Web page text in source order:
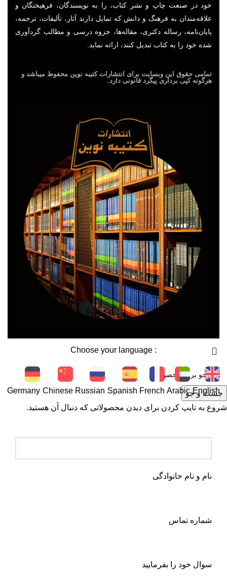
خود در صنعت چاپ و نشر کتاب، را به نویسندگان، فرهیختگان و
علاقه‌مندان به فرهنگ و دانش که تمایل دارند آثار، تألیفات، ترجمه،
پایان‌نامه، رساله دکتری، مقاله‌ها، جزوه درسی و مطالب گردآوری
شده خود را به کتاب تبدیل کنند، ارائه نماید.
تمامی حقوق این وبسایت برای انتشارات کتیبه نوین محفوظ میباشد و
هرگونه کپی برداری پیگرد قانونی دارد.
جست و جو
شروع به تایپ کردن برای دیدن محصولاتی که دنبال آن هستید.
: Choose your language
English
Arabic
French
Spanish
Russian
Chinese
Germany
نام و نام خانوادگی
شماره تماس
سوال خود را بفرمایید